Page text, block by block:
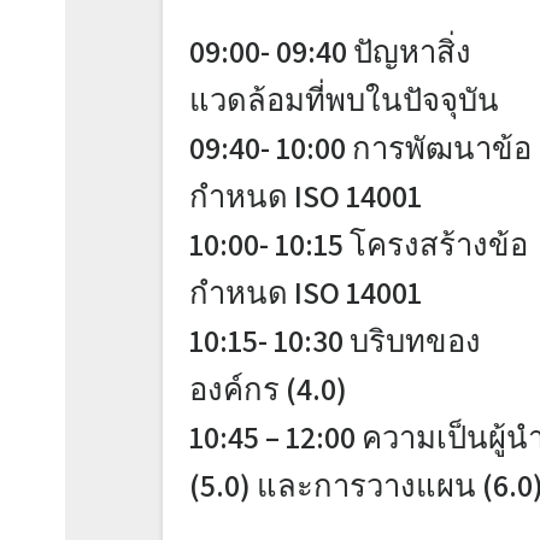
09:00- 09:40 ปัญหาสิ่ง
แวดล้อมที่พบในปัจจุบัน
09:40- 10:00 การพัฒนาข้อ
กำหนด ISO 14001
10:00- 10:15 โครงสร้างข้อ
กำหนด ISO 14001
10:15- 10:30 บริบทของ
องค์กร (4.0)
10:45 – 12:00 ความเป็นผู้น
(5.0) และการวางแผน